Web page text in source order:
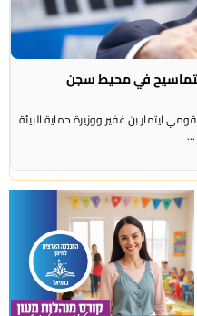
في محيط سجن
ايتمار بن غفير ووزيرة حماية البيئة